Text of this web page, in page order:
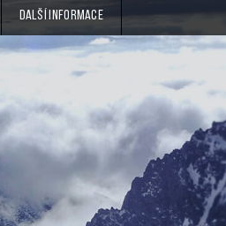
Další informace